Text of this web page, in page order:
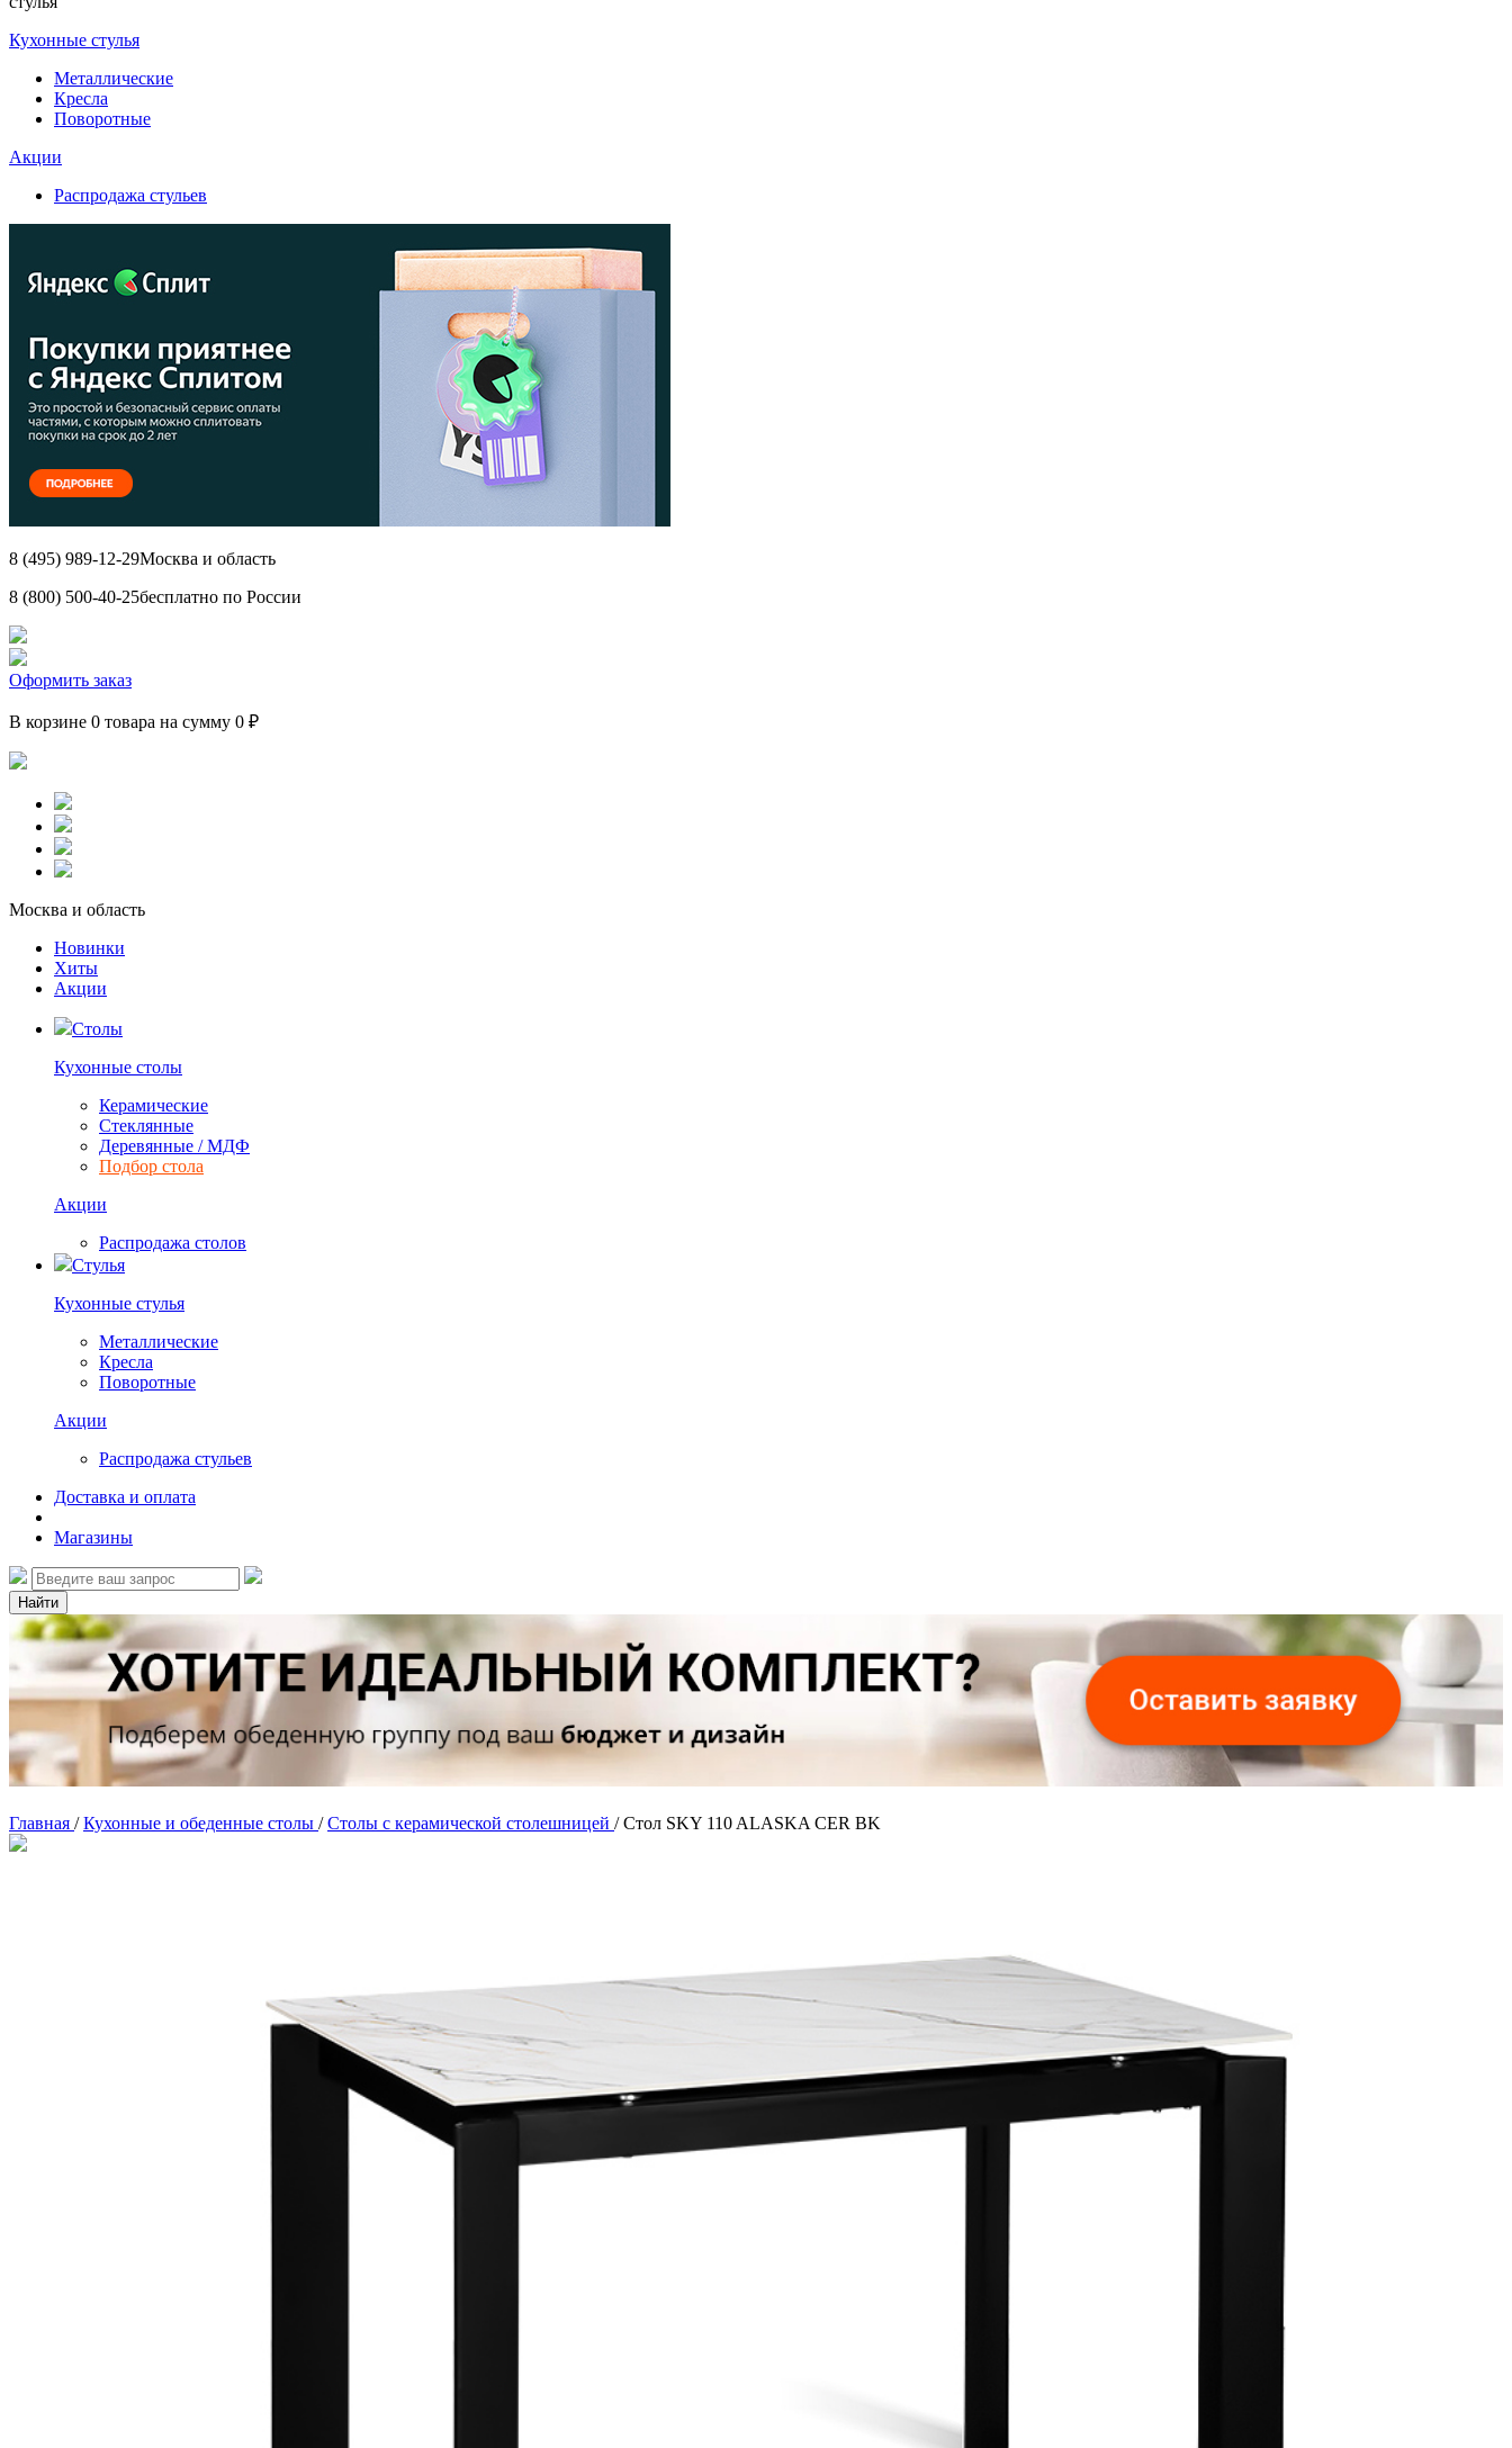
Кухонные стулья
Металлические
Кресла
Поворотные
Акции
Распродажа стульев
8 (495) 989-12-29Москва и область
8 (800) 500-40-25бесплатно по России
Оформить заказ
В корзине 0 товара на сумму 0 ₽
Москва и область
Новинки
Хиты
Акции
Столы
Кухонные столы
Керамические
Стеклянные
Деревянные / МДФ
Подбор стола
Акции
Распродажа столов
Стулья
Кухонные стулья
Металлические
Кресла
Поворотные
Акции
Распродажа стульев
Доставка и оплата
Магазины
Найти
Главная / Кухонные и обеденные столы / Столы с керамической столешницей / Стол SKY 110 ALASKA CER BK